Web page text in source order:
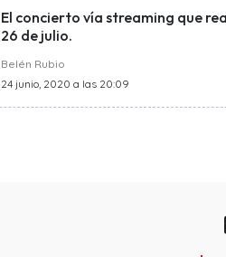
El concierto vía streaming que
26 de julio.
Belén Rubio
24 junio, 2020 a las 20:09